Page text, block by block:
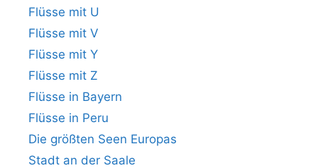
Flüsse mit U
Flüsse mit V
Flüsse mit Y
Flüsse mit Z
Flüsse in Bayern
Flüsse in Peru
Die größten Seen Europas
Stadt an der Saale